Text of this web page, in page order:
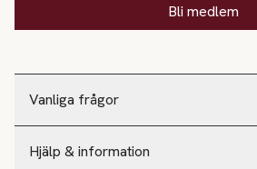
Vanliga frågor
Hjälp & information
Bli medlem